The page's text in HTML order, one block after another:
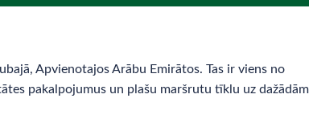
Apvienotajos Arābu Emirātos. Tas ir viens no
pakalpojumus un plašu maršrutu tīklu uz dažādām